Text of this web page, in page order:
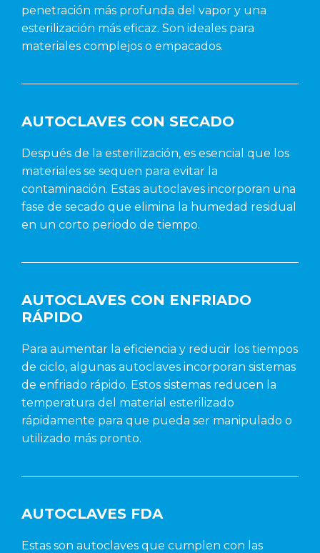
penetración más profunda del vapor y una
esterilización más eficaz. Son ideales para
materiales complejos o empacados.
AUTOCLAVES CON SECADO
Después de la esterilización, es esencial que los
materiales se sequen para evitar la
contaminación. Estas autoclaves incorporan una
fase de secado que elimina la humedad residual
en un corto periodo de tiempo.
AUTOCLAVES CON ENFRIADO
RÁPIDO
Para aumentar la eficiencia y reducir los tiempos
de ciclo, algunas autoclaves incorporan sistemas
de enfriado rápido. Estos sistemas reducen la
temperatura del material esterilizado
rápidamente para que pueda ser manipulado o
utilizado más pronto.
AUTOCLAVES FDA
Estas son autoclaves que cumplen con las